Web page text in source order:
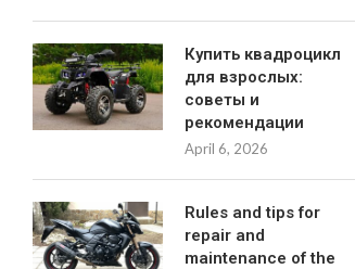
Купить квадроцикл
для взрослых:
советы и
рекомендации
April 6, 2026
Rules and tips for
repair and
maintenance of the